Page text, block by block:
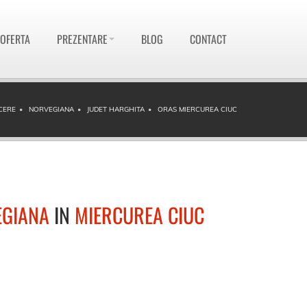
PREZENTARE BLOG CONTACT
NORVEGIANA JUDET HARGHITA ORAS MIERCUREA CIUC
IN MIERCUREA CIUC